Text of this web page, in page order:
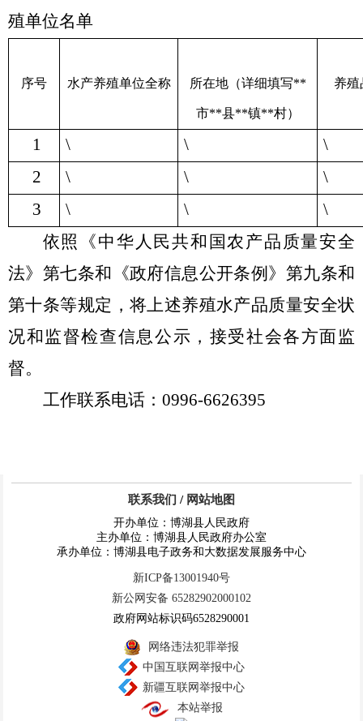
殖单位名单
序号 水产养殖单位全称 所在地（详细填写**
市**县**镇**村）
养殖
1 \ \
\
2
\ \
\
3
\ \
\
依照《中华人民共和国农产品质量安全
法》第七条和《政府信息公开条例》第九条和
第十条等规定，将上述养殖水产品质量安全状
况和监督检查信息公示，接受社会各方面监
督。
工作联系电话： 0996-6626395
联系我们 / 网站地图
开办单位：博湖县人民政府
主办单位：博湖县人民政府办公室
承办单位：博湖县电子政务和大数据发展服务中心
新ICP备13001940号
新公网安备 65282902000102
政府网站标识码6528290001
网络违法犯罪举报
中国互联网举报中心
新疆互联网举报中心
本站举报